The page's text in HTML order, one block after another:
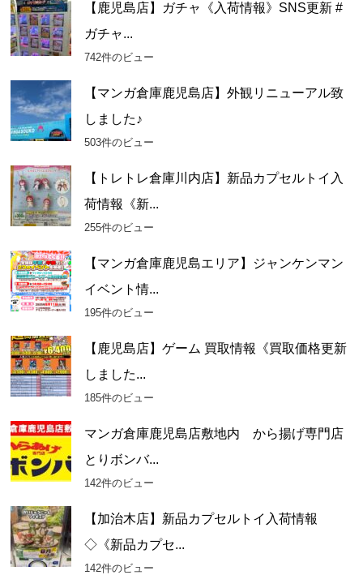
イ
ブ
【鹿児島店】ガチャ《入荷情報》SNS更新 #
ガチャ...
742件のビュー
【マンガ倉庫鹿児島店】外観リニューアル致
しました♪
503件のビュー
【トレトレ倉庫川内店】新品カプセルトイ入
荷情報《新...
255件のビュー
【マンガ倉庫鹿児島エリア】ジャンケンマン
イベント情...
195件のビュー
【鹿児島店】ゲーム 買取情報《買取価格更新
しました...
185件のビュー
マンガ倉庫鹿児島店敷地内 から揚げ専門店
とりボンバ...
142件のビュー
【加治木店】新品カプセルトイ入荷情報
◇《新品カプセ...
142件のビュー